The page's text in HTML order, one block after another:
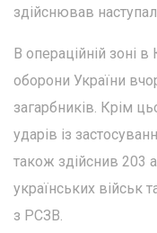
здійснював
В операційній зоні в
оборони України
загарбників. Крім
ударів із
також здійснив 203
українських військ
з РСЗВ.